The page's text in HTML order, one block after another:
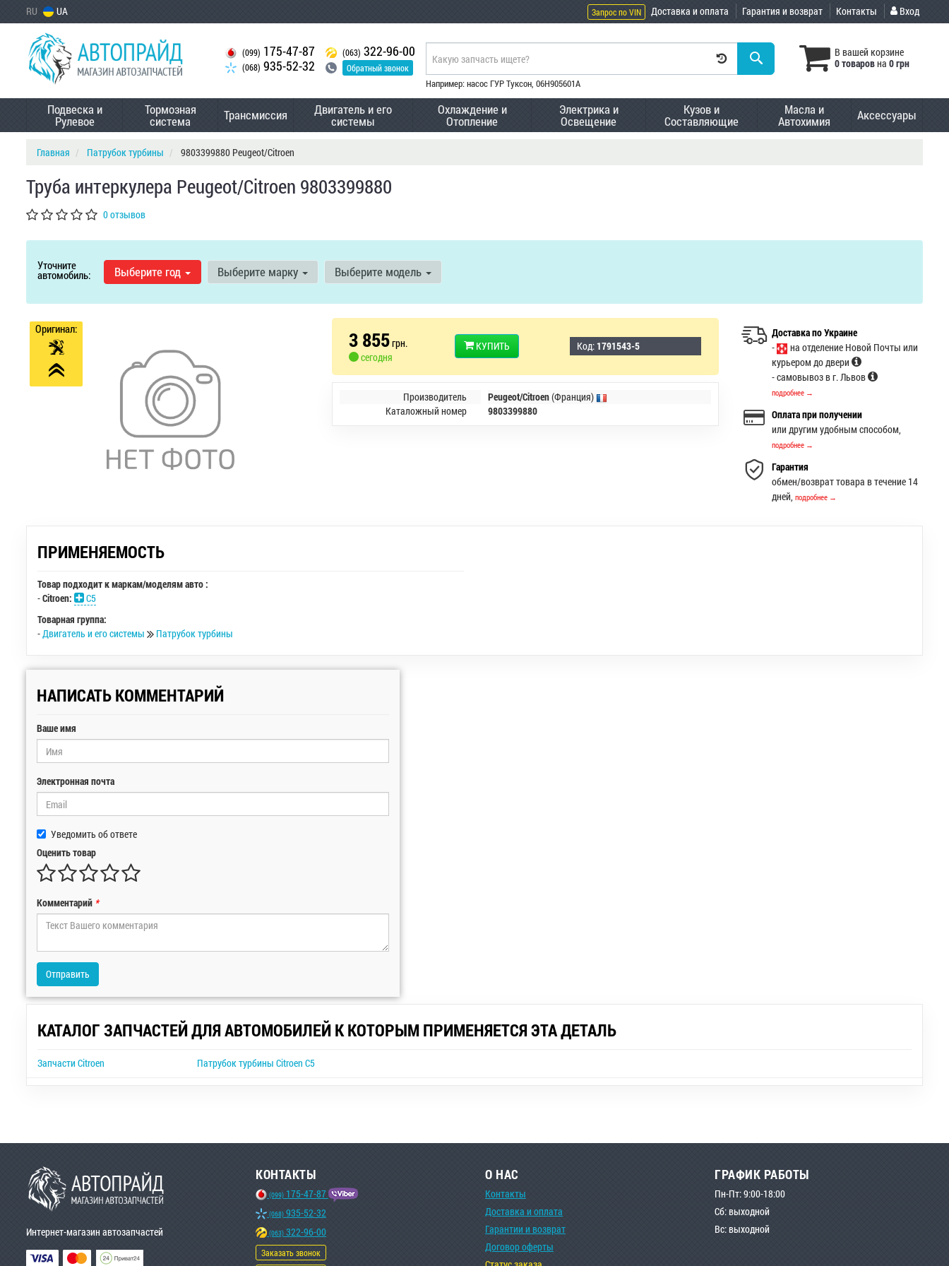
RU UA Запрос по VIN Доставка и оплата Гарантия и возврат Контакты Вход
(099) 175-47-87
(068) 935-52-32
(063) 322-96-00
Обратный звонок
В вашей корзине
0 товаровна 0 грн
Например: насос ГУР Туксон, 06H905601A
Подвеска и
Рулевое
Тормозная
система Трансмиссия Двигатель и его
системы
Охлаждение и
Отопление
Электрика и
Освещение
Кузов и
Составляющие
Масла и
Автохимия Аксессуары
Главная Патрубок турбины 9803399880 Peugeot/Citroen
Труба интеркулера Peugeot/Citroen 9803399880
0 отзывов
Уточните
автомобиль: Выберите год Выберите марку Выберите модель
Оригинал: 3 855грн.
сегодня
КУПИТЬ Код: 1791543-5
Производитель Peugeot/Citroen(Франция)
Каталожный номер
9803399880
Доставка по Украине
-
на отделение Новой Почты или
курьером до двери
- самовывоз в г. Львов
подробнее →
Оплата при получении
или другим удобным способом,
подробнее →
Гарантия
обмен/возврат товара в течение 14
дней,подробнее →
ПРИМЕНЯЕМОСТЬ
Товар подходит к маркам/моделям авто :
-Citroen:
C5
Товарная группа:
-Двигатель и его системы Патрубок турбины
НАПИСАТЬ КОММЕНТАРИЙ
Ваше имя
Электронная почта
Уведомить об ответе
Оценить товар
Комментарий *
Отправить
КАТАЛОГ ЗАПЧАСТЕЙ ДЛЯ АВТОМОБИЛЕЙ К КОТОРЫМ ПРИМЕНЯЕТСЯ ЭТА ДЕТАЛЬ
Запчасти Citroen Патрубок турбины Citroen C5
Интернет-магазин автозапчастей
КОНТАКТЫ
(099) 175-47-87
(068) 935-52-32
(063) 322-96-00
Заказать звонок
О НАС
Контакты
Доставка и оплата
Гарантии и возврат
Договор оферты
ГРАФИК РАБОТЫ
Пн-Пт: 9:00-18:00
Сб: выходной
Вс: выходной